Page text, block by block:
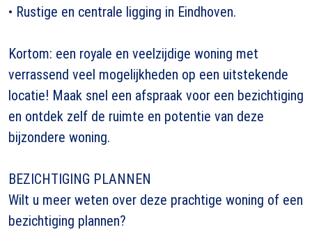
• Rustige en centrale ligging in Eindhoven.
Kortom: een royale en veelzijdige woning met
verrassend veel mogelijkheden op een uitstekende
locatie! Maak snel een afspraak voor een bezichtiging
en ontdek zelf de ruimte en potentie van deze
bijzondere woning.
BEZICHTIGING PLANNEN
Wilt u meer weten over deze prachtige woning of een
bezichtiging plannen?